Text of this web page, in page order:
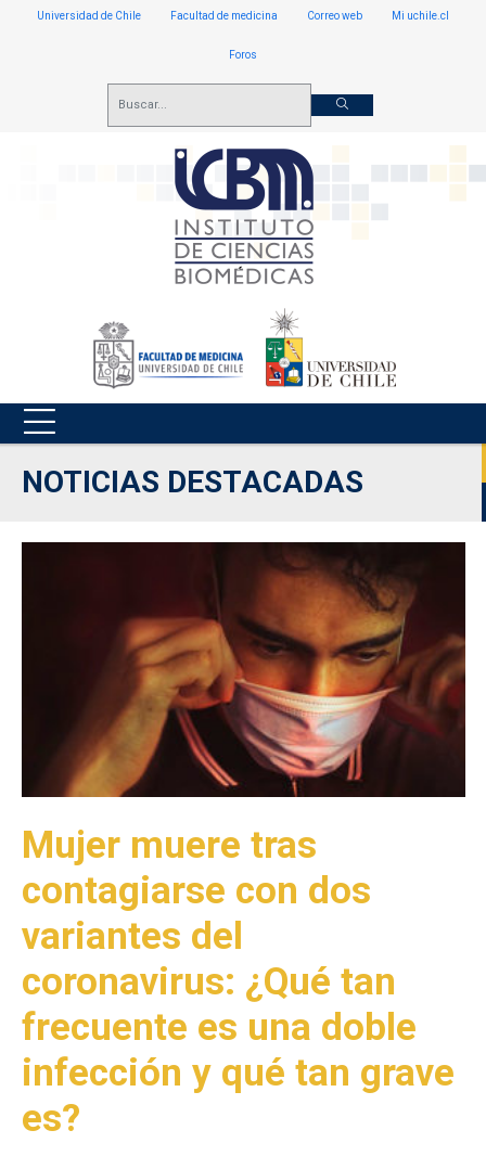
Universidad de Chile Facultad de medicina Correo web Mi uchile.cl
Foros
NOTICIAS DESTACADAS
Mujer muere tras
contagiarse con dos
variantes del
coronavirus: ¿Qué tan
frecuente es una doble
infección y qué tan grave
es?